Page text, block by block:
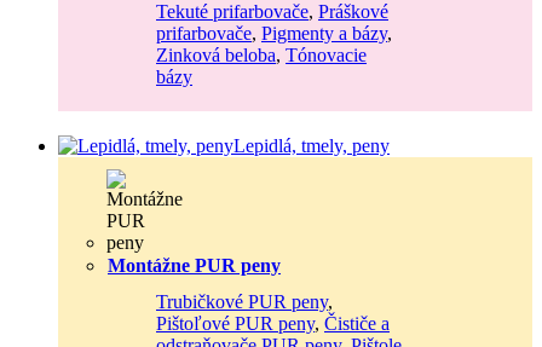
Tekuté prifarbovače, Práškové
prifarbovače, Pigmenty a bázy,
Zinková beloba, Tónovacie
bázy
Lepidlá, tmely, peny
Montážne PUR peny
Trubičkové PUR peny,
Pištoľové PUR peny, Čističe a